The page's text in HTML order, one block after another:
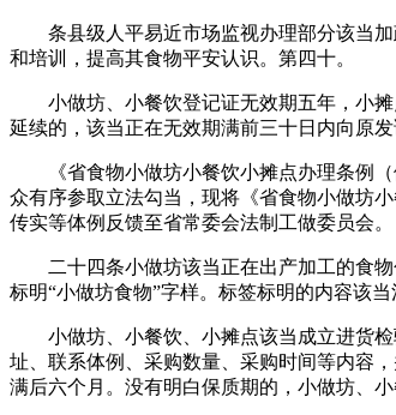
条县级人平易近市场监视办理部分该当加
和培训，提高其食物平安认识。第四十。
小做坊、小餐饮登记证无效期五年，小摊
延续的，该当正在无效期满前三十日内向原发
《省食物小做坊小餐饮小摊点办理条例（
众有序参取立法勾当，现将《省食物小做坊
传实等体例反馈至省常委会法制工做委员会。
二十四条小做坊该当正在出产加工的食物
标明“小做坊食物”字样。标签标明的内容该
小做坊、小餐饮、小摊点该当成立进货检
址、联系体例、采购数量、采购时间等内容
满后六个月。没有明白保质期的，小做坊、小